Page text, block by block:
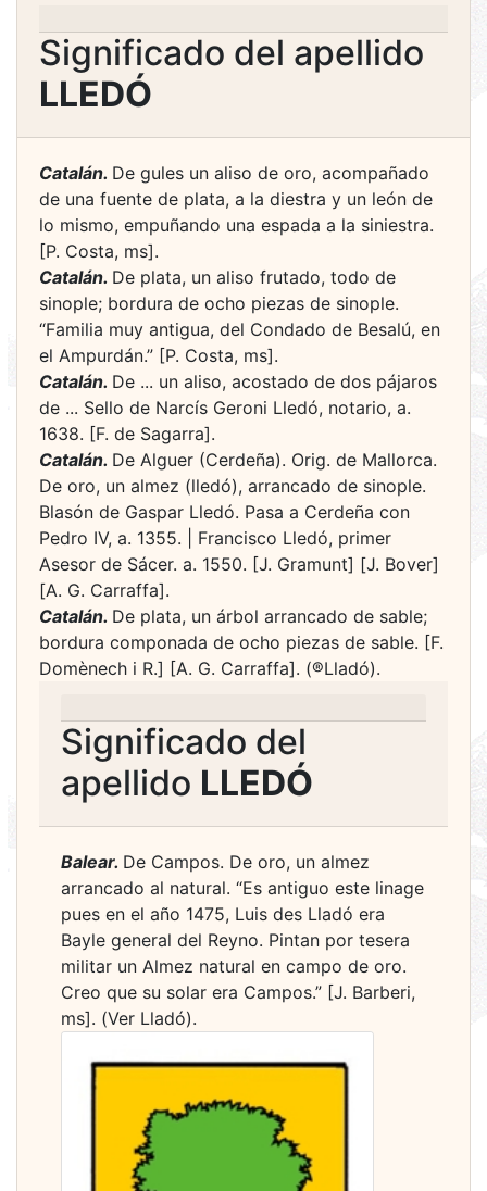
Significado del apellido
LLEDÓ
Catalán. De gules un aliso de oro, acompañado
de una fuente de plata, a la diestra y un león de
lo mismo, empuñando una espada a la siniestra.
[P. Costa, ms].
Catalán. De plata, un aliso frutado, todo de
sinople; bordura de ocho piezas de sinople.
“Familia muy antigua, del Condado de Besalú, en
el Ampurdán.” [P. Costa, ms].
Catalán. De ... un aliso, acostado de dos pájaros
de ... Sello de Narcís Geroni Lledó, notario, a.
1638. [F. de Sagarra].
Catalán. De Alguer (Cerdeña). Orig. de Mallorca.
De oro, un almez (lledó), arrancado de sinople.
Blasón de Gaspar Lledó. Pasa a Cerdeña con
Pedro IV, a. 1355. | Francisco Lledó, primer
Asesor de Sácer. a. 1550. [J. Gramunt] [J. Bover]
[A. G. Carraffa].
Catalán. De plata, un árbol arrancado de sable;
bordura componada de ocho piezas de sable. [F.
Domènech i R.] [A. G. Carraffa]. (®Lladó).
Significado del
apellido LLEDÓ
Balear. De Campos. De oro, un almez
arrancado al natural. “Es antiguo este linage
pues en el año 1475, Luis des Lladó era
Bayle general del Reyno. Pintan por tesera
militar un Almez natural en campo de oro.
Creo que su solar era Campos.” [J. Barberi,
ms]. (Ver Lladó).